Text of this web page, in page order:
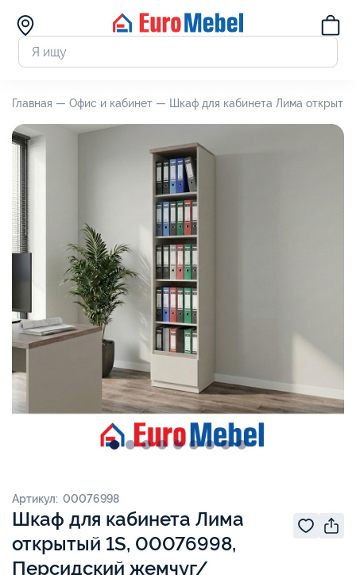
Главная — Офис и кабинет — Шкаф для кабинета Лима
Шкаф для кабинета Лима
открытый 1S, 00076998,
Персидский жемчуг/
Артикул: 00076998